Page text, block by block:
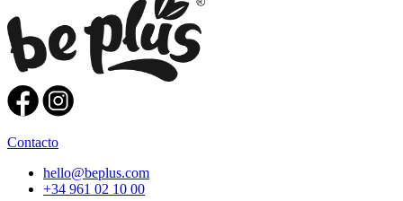
Contacto
hello@beplus.com
+34 961 02 10 00